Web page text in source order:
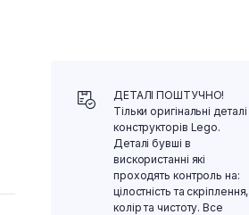
ДЕТАЛІ ПОШТУЧНО!
Тільки оригінальні деталі
конструкторів Lego.
Деталі бувші в
вискористанні які
проходять контроль на:
цілостність та скріплення,
колір та чистоту. Все